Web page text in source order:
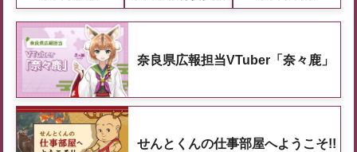
奈良県広報担当VTuber「奈々鹿」
せんとくんの仕事部屋へようこそ!!